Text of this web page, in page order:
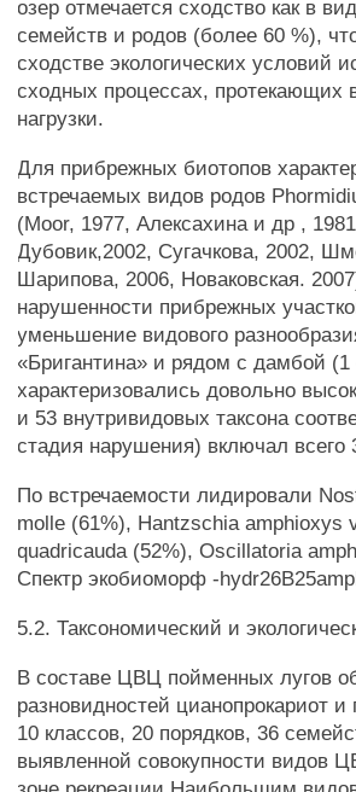
озер отмечается сходство как в
семейств и родов (более 60 %),
сходстве экологических условий
сходных процессах, протекающих
нагрузки.
Для прибрежных биотопов
встречаемых видов родов
(Moor, 1977, Алексахина и др ,
Дубовик,2002, Сугачкова, 2002,
Шарипова, 2006, Новаковская.
нарушенности прибрежных
уменьшение видового
«Бригантина» и рядом с дамбой
характеризовались довольно
и 53 внутривидовых таксона
стадия нарушения) включал всего
По встречаемости лидировали
molle (61%), Hantzschia amphioxys
quadricauda (52%), Oscillatoria
Спектр экобиоморф -
5.2. Таксономический и
В составе ЦВЦ пойменных лугов
разновидностей цианопрокариот
10 классов, 20 порядков, 36
выявленной совокупности видов